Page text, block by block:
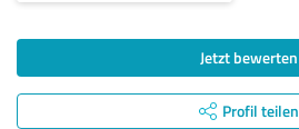
Jetzt bewerten
Profil teilen